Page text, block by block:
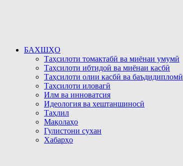
БАХШҲО
Таҳсилоти томактабӣ ва миёнаи умумӣ
Таҳсилоти ибтидоӣ ва миёнаи касбӣ
Таҳсилоти олии касбӣ ва баъдидипломӣ
Таҳсилоти иловагӣ
Илм ва инноватсия
Идеология ва хештаншиносӣ
Таҳлил
Мақолаҳо
Гулистони сухан
Хабарҳо